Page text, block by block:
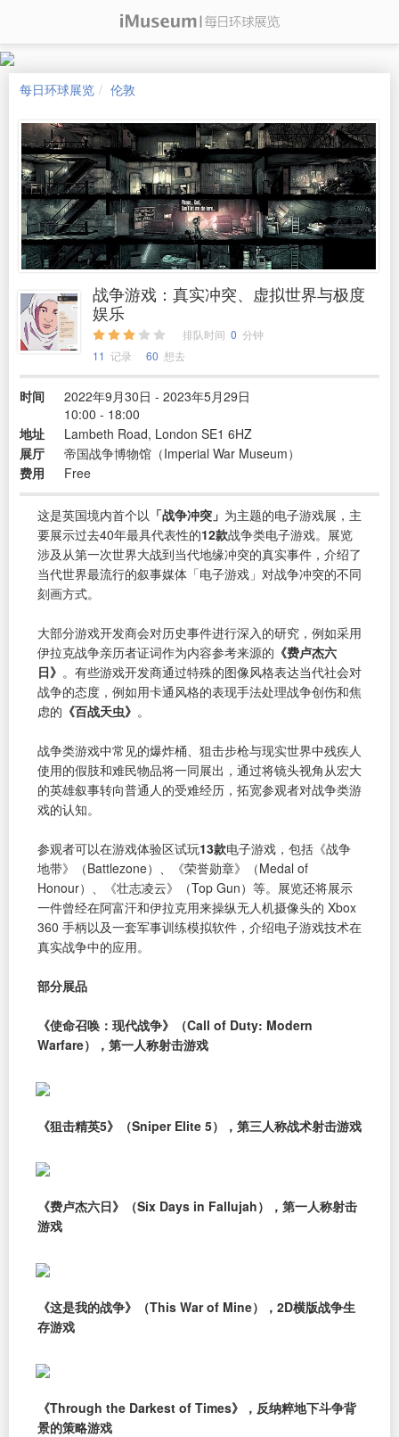
每日环球展览 伦敦
战争游戏：真实冲突、虚拟世界与极度
娱乐
排队时间 0 分钟
11 记录 60 想去
时间
2022年9月30日 - 2023年5月29日
10:00 - 18:00
地址
Lambeth Road, London SE1 6HZ
展厅
帝国战争博物馆（Imperial War Museum）
费用
Free
这是英国境内首个以 「战争冲突」 为主题的电子游戏展，主
要展示过去40年最具代表性的12款战争类电子游戏。展览
涉及从第一次世界大战到当代地缘冲突的真实事件，介绍了
当代世界最流行的叙事媒体「电子游戏」对战争冲突的不同
刻画方式。
大部分游戏开发商会对历史事件进行深入的研究，例如采用
伊拉克战争亲历者证词作为内容参考来源的 《费卢杰六
日》 。有些游戏开发商通过特殊的图像风格表达当代社会对
战争的态度，例如用卡通风格的表现手法处理战争创伤和焦
虑的 《百战天虫》 。
战争类游戏中常见的爆炸桶、狙击步枪与现实世界中残疾人
使用的假肢和难民物品将一同展出，通过将镜头视角从宏大
的英雄叙事转向普通人的受难经历，拓宽参观者对战争类游
戏的认知。
参观者可以在游戏体验区试玩13款电子游戏，包括《战争
地带》（Battlezone）、《荣誉勋章》（Medal of
Honour）、《壮志凌云》（Top Gun）等。展览还将展示
一件曾经在阿富汗和伊拉克用来操纵无人机摄像头的 Xbox
360 手柄以及一套军事训练模拟软件，介绍电子游戏技术在
真实战争中的应用。
部分展品
《使命召唤：现代战争》（Call of Duty: Modern
Warfare），第一人称射击游戏
《狙击精英5》（Sniper Elite 5），第三人称战术射击游戏
《费卢杰六日》（Six Days in Fallujah），第一人称射击
游戏
《这是我的战争》（This War of Mine），2D横版战争生
存游戏
《Through the Darkest of Times》，反纳粹地下斗争背
景的策略游戏